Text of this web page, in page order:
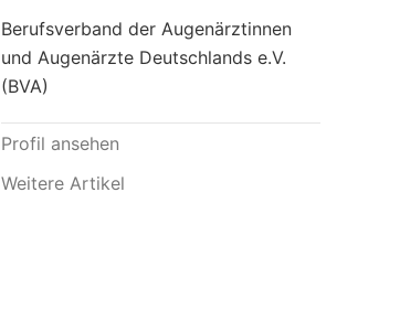
Berufsverband der Augenärztinnen
und Augenärzte Deutschlands e.V.
(BVA)
Profil ansehen
Weitere Artikel